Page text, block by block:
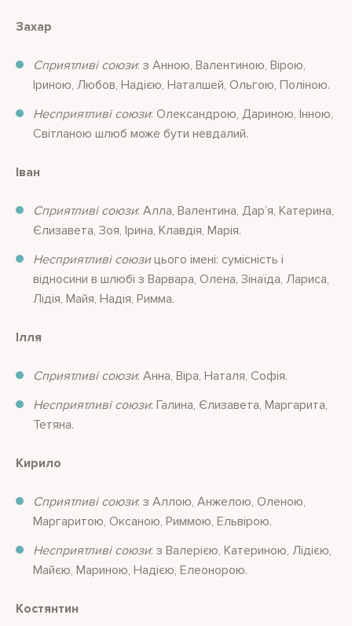
Захар
Сприятливі союзи: з Анною, Валентиною, Вірою,
Іриною, Любов, Надією, Наталшей, Ольгою, Поліною.
Несприятливі союзи: Олександрою, Дариною, Інною,
Світланою шлюб може бути невдалий.
Іван
Сприятливі союзи: Алла, Валентина, Дар’я, Катерина,
Єлизавета, Зоя, Ірина, Клавдія, Марія.
Несприятливі союзицього імені: сумісність і
відносини в шлюбі з Варвара, Олена, Зінаїда, Лариса,
Лідія, Майя, Надія, Римма.
Ілля
Сприятливі союзи: Анна, Віра, Наталя, Софія.
Несприятливі союзи: Галина, Єлизавета, Маргарита,
Тетяна.
Кирило
Сприятливі союзи: з Аллою, Анжелою, Оленою,
Маргаритою, Оксаною, Риммою, Ельвірою.
Несприятливі союзи: з Валерією, Катериною, Лідією,
Майєю, Мариною, Надією, Елеонорою.
Костянтин